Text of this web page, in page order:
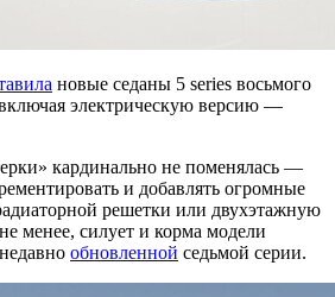
новые седаны 5 series восьмого
электрическую версию —
кардинально не поменялась —
и добавлять огромные
решетки или двухэтажную
менее, силует и корма модели
обновленной седьмой серии.